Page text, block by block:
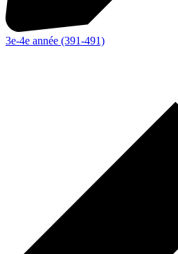
3e-4e année (391-491)